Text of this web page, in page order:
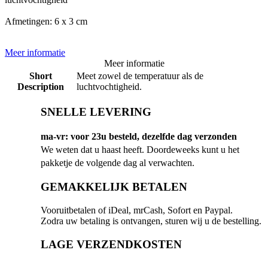
Afmetingen: 6 x 3 cm
Meer informatie
Meer informatie
Short
Description
Meet zowel de temperatuur als de
luchtvochtigheid.
SNELLE LEVERING
ma-vr: voor 23u besteld, dezelfde dag verzonden
We weten dat u haast heeft. Doordeweeks kunt u het
pakketje de volgende dag al verwachten.
GEMAKKELIJK BETALEN
Vooruitbetalen of iDeal, mrCash, Sofort en Paypal.
Zodra uw betaling is ontvangen, sturen wij u de bestelling.
LAGE VERZENDKOSTEN